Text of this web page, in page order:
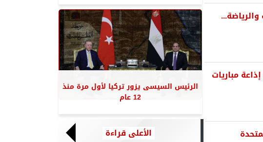
مباريات
الرئيس السيسى يزور تركيا لأول مرة منذ
12 عام
الأعلى قراءة